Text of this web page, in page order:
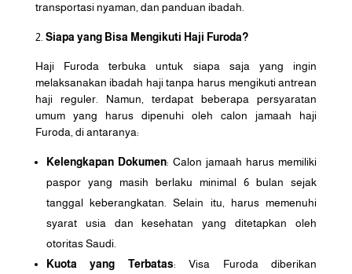
transportasi nyaman, dan panduan ibadah.
Siapa yang Bisa Mengikuti Haji Furoda?
Haji Furoda terbuka untuk siapa saja yang ingin
melaksanakan ibadah haji tanpa harus mengikuti antrean
haji reguler. Namun, terdapat beberapa persyaratan
umum yang harus dipenuhi oleh calon jamaah haji
Furoda, di antaranya:
Kelengkapan Dokumen: Calon jamaah harus memiliki
paspor yang masih berlaku minimal 6 bulan sejak
tanggal keberangkatan. Selain itu, harus memenuhi
syarat usia dan kesehatan yang ditetapkan oleh
otoritas Saudi.
Kuota yang Terbatas: Visa Furoda diberikan